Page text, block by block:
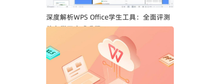
深度解析WPS Office学生工具：全面评测
助力学习方式升级